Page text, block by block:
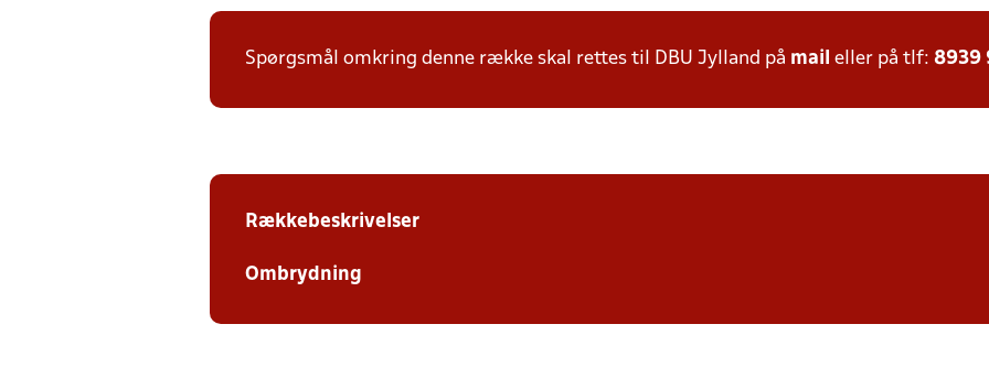
Spørgsmål omkring denne række skal rettes til DBU Jylland på mail eller på tlf: 8939
Rækkebeskrivelser
Ombrydning